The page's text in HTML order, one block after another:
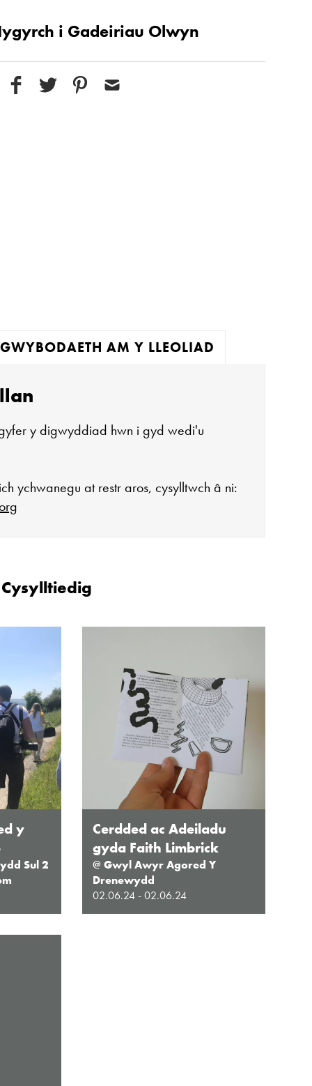
i Gadeiriau Olwyn
GWYBODAETH AM Y LLEOLIAD
y digwyddiad hwn i gyd wedi'u
ychwanegu at restr aros, cysylltwch â ni:
arbennig
gau
y
Sul 2
Cerdded ac Adeiladu
gyda Faith Limbrick
@ Gwyl Awyr Agored Y
Drenewydd
02.06.24 - 02.06.24